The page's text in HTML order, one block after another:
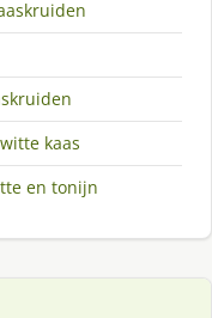
kaas
en tonijn